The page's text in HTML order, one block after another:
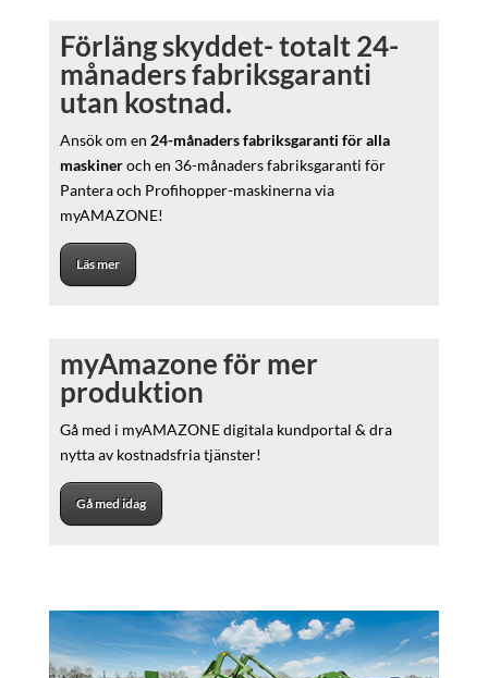
Förläng skyddet- totalt 24-
månaders fabriksgaranti
utan kostnad.
Ansök om en 24-månaders fabriksgaranti för alla
maskineroch en 36-månaders fabriksgaranti för
Pantera och Profihopper-maskinerna via
myAMAZONE!
Läs mer
myAmazone för mer
produktion
Gå med i myAMAZONE digitala kundportal & dra
nytta av kostnadsfria tjänster!
Gå med idag